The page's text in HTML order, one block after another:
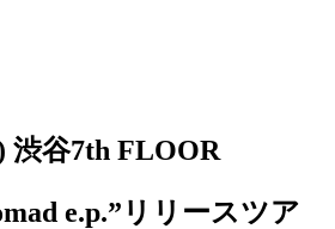
渋谷7th FLOOR
e.p.”リリースツア